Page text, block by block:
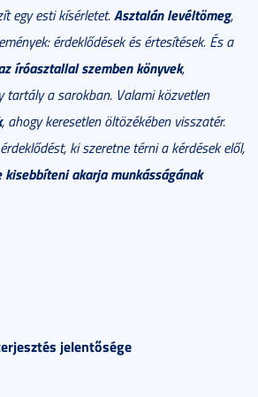
egy esti kísérletet.Asztalán levéltömeg,
érdeklődések és értesítések. És a
íróasztallal szemben könyvek,
tartály a sarokban. Valami közvetlen
, ahogy keresetlen öltözékében visszatér.
ki szeretne térni a kérdések elől,
akarja munkásságának
jelentősége